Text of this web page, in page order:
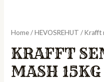
Home/HEVOSREHUT /Krafft
KRAFFT
MASH 15KG